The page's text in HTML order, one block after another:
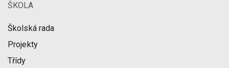
ŠKOLA
Školská rada
Projekty
Třídy